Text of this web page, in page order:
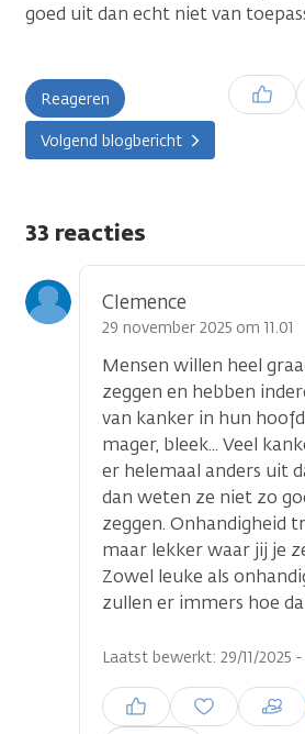
goed uit dan echt niet van
Reageren
Inloggen
plaatsen
Volgend blogbericht
33 reacties
Clemence
29 november 2025 om 11.01
Mensen willen heel
zeggen en hebben
van kanker in hun
mager, bleek... Veel
er helemaal anders uit
dan weten ze niet zo
zeggen. Onhandigheid
maar lekker waar jij je
Zowel leuke als
zullen er immers hoe
Laatst bewerkt: 29/11/2025 -
Inloggen om een reactie te
plaatsen